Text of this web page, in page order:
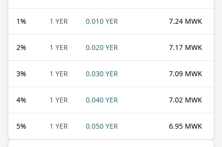
1% 1 YER 0.010 YER 7.24 MWK
2% 1 YER 0.020 YER 7.17 MWK
3% 1 YER 0.030 YER 7.09 MWK
4% 1 YER 0.040 YER 7.02 MWK
5% 1 YER 0.050 YER 6.95 MWK